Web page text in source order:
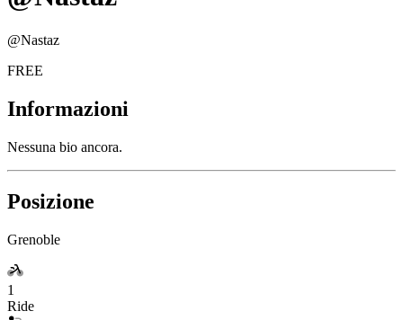
@Nastaz
FREE
Informazioni
Nessuna bio ancora.
Posizione
Grenoble
1
Ride